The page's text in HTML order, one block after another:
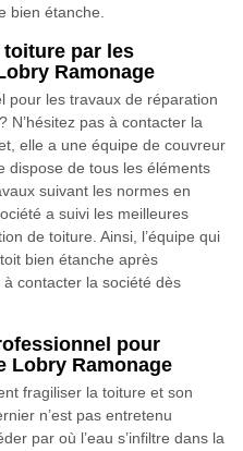
bien étanche.
par les
Ramonage
pour les travaux de réparation
N’hésitez pas à contacter la
elle a une équipe de couvreur
dispose de tous les éléments
suivant les normes en
a suivi les meilleures
de toiture. Ainsi, l’équipe qui
bien étanche après
à contacter la société dès
pour
Lobry Ramonage
fragiliser la toiture et son
n’est pas entretenu
par où l’eau s’infiltre dans la